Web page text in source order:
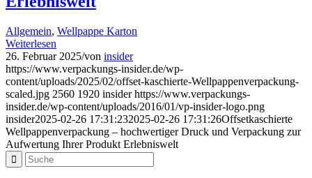
Allgemein, Wellpappe Karton
Weiterlesen
26. Februar 2025/von insider
https://www.verpackungs-insider.de/wp-
content/uploads/2025/02/offset-kaschierte-Wellpappenverpackung-
scaled.jpg 2560 1920 insider https://www.verpackungs-
insider.de/wp-content/uploads/2016/01/vp-insider-logo.png
insider2025-02-26 17:31:232025-02-26 17:31:26Offsetkaschierte
Wellpappenverpackung – hochwertiger Druck und Verpackung zur
Aufwertung Ihrer Produkt Erlebniswelt